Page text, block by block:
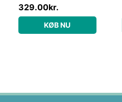
329.00kr.
KØB NU